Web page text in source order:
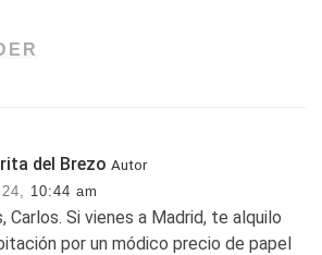
del Brezo Autor
10:44 am
Carlos. Si vienes a Madrid, te alquilo
por un módico precio de papel